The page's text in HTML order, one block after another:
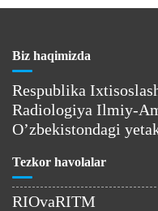
Biz haqimizda
Respublika
Radiologiya Ilmiy-
O’zbekistondagi
Tezkor havolalar
RIOvaRITM